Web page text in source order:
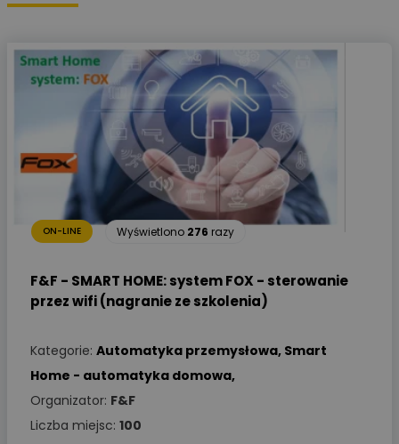
ON-LINE Wyświetlono 276 razy
F&F - SMART HOME: system FOX - sterowanie
przez wifi (nagranie ze szkolenia)
Kategorie: Automatyka przemysłowa, Smart
Home - automatyka domowa,
Organizator: F&F
Liczba miejsc: 100